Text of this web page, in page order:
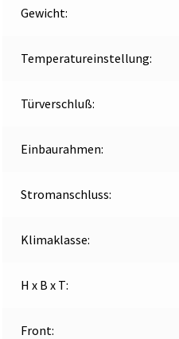
Gewicht:
Temperatureinstellung:
Türverschluß:
Einbaurahmen:
Stromanschluss:
Klimaklasse:
H x B x T:
Front: